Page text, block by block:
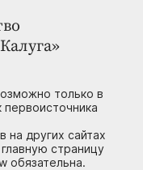
только в
первоисточника
на других сайтах
страницу
обязательна.